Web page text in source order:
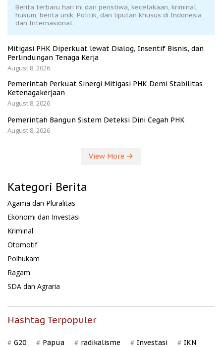
Berita terbaru hari ini dari peristiwa, kecelakaan, kriminal,
hukum, berita unik, Politik, dan liputan khusus di Indonesia
dan Internasional.
Mitigasi PHK Diperkuat lewat Dialog, Insentif Bisnis, dan
Perlindungan Tenaga Kerja
August 8, 2026
Pemerintah Perkuat Sinergi Mitigasi PHK Demi Stabilitas
Ketenagakerjaan
August 8, 2026
Pemerintah Bangun Sistem Deteksi Dini Cegah PHK
August 8, 2026
View More
Kategori Berita
Agama dan Pluralitas
Ekonomi dan Investasi
Kriminal
Otomotif
Polhukam
Ragam
SDA dan Agraria
Hashtag Terpopuler
G20 Papua radikalisme Investasi IKN